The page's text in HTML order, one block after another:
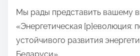
Мы рады представить вашему
«Энергетическая [р]еволюция:
устойчивого развития